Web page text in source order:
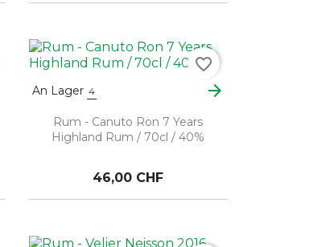
An Lager 4 arrow_forward
Rum - Canuto Ron 7 Years
Highland Rum / 70cl / 40%
46,00 CHF
favorite_border